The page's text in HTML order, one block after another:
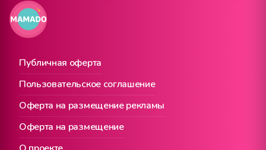
Публичная оферта
Пользовательское соглашение
Оферта на размещение рекламы
Оферта на размещение